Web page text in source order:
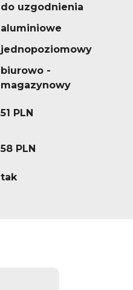
do uzgodnienia
aluminiowe
jednopoziomowy
biurowo -
magazynowy
51 PLN
58 PLN
tak